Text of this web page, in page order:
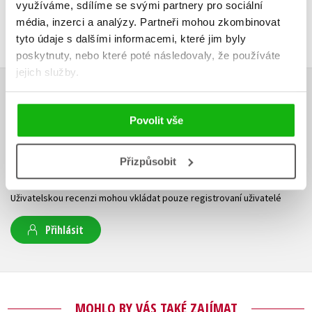
využíváme, sdílíme se svými partnery pro sociální
média, inzerci a analýzy. Partneři mohou zkombinovat
tyto údaje s dalšími informacemi, které jim byly
poskytnuty, nebo které poté následovaly, že používáte
jejich služby.
Povolit vše
Přizpůsobit
DALŠÍ TITULY Z ŘADY "SILO (SK)"
HODNOCENÍ ČTENÁŘŮ
V současné době nejsou vytvořena žádná uživatelská hodnocení.
Vaše hodnocení
Uživatelskou recenzi mohou vkládat pouze registrovaní uživatelé
Přihlásit